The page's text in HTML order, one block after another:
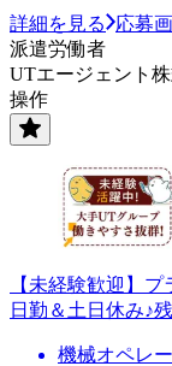
詳細を見る
応募
派遣労働者
UTエージェント
操作
【未経験歓迎】
日勤＆土日休み♪
機械オペレ